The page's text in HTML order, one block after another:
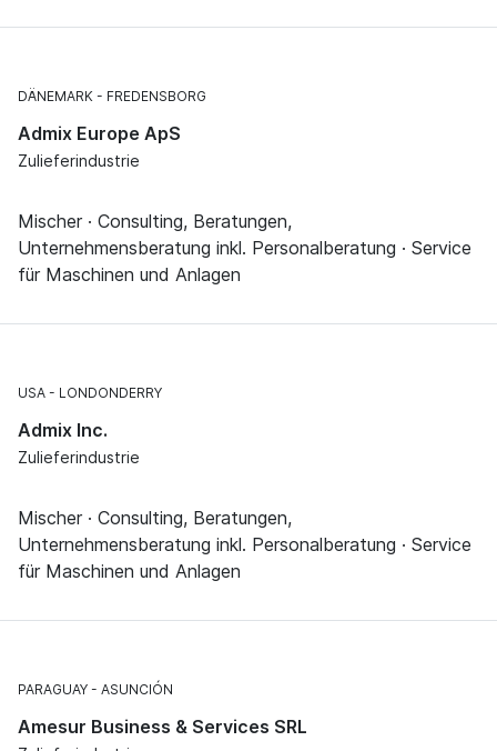
DÄNEMARK FREDENSBORG
Admix Europe ApS
Zulieferindustrie
Mischer · Consulting, Beratungen,
Unternehmensberatung inkl. Personalberatung · Service
für Maschinen und Anlagen
USA LONDONDERRY
Admix Inc.
Zulieferindustrie
Mischer · Consulting, Beratungen,
Unternehmensberatung inkl. Personalberatung · Service
für Maschinen und Anlagen
PARAGUAY ASUNCIÓN
Amesur Business & Services SRL